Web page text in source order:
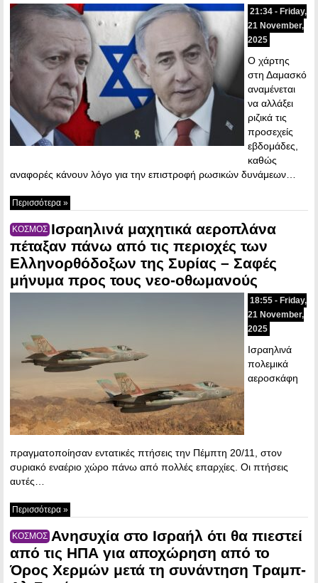
21:34 - Friday,
21 November,
2025
Ο χάρτης
στη Δαμασκό
αναμένεται
να αλλάξει
ριζικά τις
προσεχείς
εβδομάδες,
καθώς
αναφορές κάνουν λόγο για την επιστροφή ρωσικών δυνάμεων…
Περισσότερα »
ΚΟΣΜΟΣ Ισραηλινά μαχητικά αεροπλάνα
πέταξαν πάνω από τις περιοχές των
Ελληνορθόδοξων της Συρίας – Σαφές
μήνυμα προς τους νεο-οθωμανούς
18:55 - Friday,
21 November,
2025
Ισραηλινά
πολεμικά
αεροσκάφη
πραγματοποίησαν εντατικές πτήσεις την Πέμπτη 20/11, στον
συριακό εναέριο χώρο πάνω από πολλές επαρχίες. Οι πτήσεις
αυτές…
Περισσότερα »
ΚΟΣΜΟΣ Ανησυχία στο Ισραήλ ότι θα πιεστεί
από τις ΗΠΑ για αποχώρηση από το
Όρος Χερμών μετά τη συνάντηση Τραμπ-